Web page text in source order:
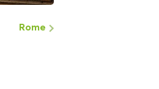
Rome